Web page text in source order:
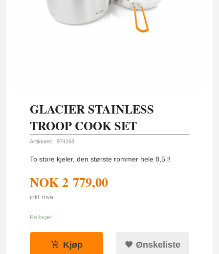
GLACIER STAINLESS
TROOP COOK SET
Artikkelnr.: 974268
To store kjeler, den største rommer hele 8,5 l!
NOK2 779,00
inkl. mva.
På lager
Kjøp Ønskeliste